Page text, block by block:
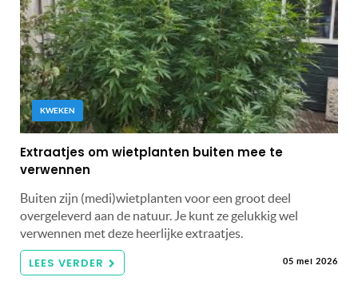
KWEKEN
Extraatjes om wietplanten buiten mee te
verwennen
Buiten zijn (medi)wietplanten voor een groot deel
overgeleverd aan de natuur. Je kunt ze gelukkig wel
verwennen met deze heerlijke extraatjes.
LEES VERDER 05 mei 2026